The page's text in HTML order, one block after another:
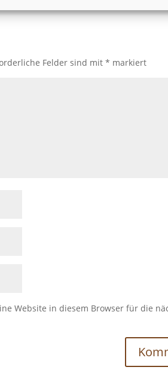
Felder sind mit* markiert
Website in diesem Browser für die